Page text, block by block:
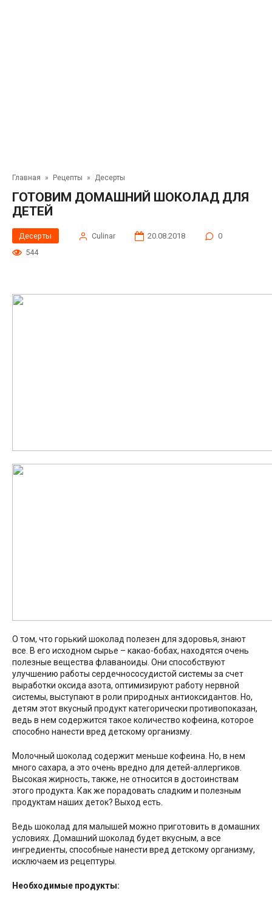
Главная » Рецепты » Десерты
ГОТОВИМ ДОМАШНИЙ ШОКОЛАД ДЛЯ
ДЕТЕЙ
Десерты Сulinar 20.08.2018
0
544
О том, что горький шоколад полезен для здоровья, знают
все. В его исходном сырье – какао-бобах, находятся очень
полезные вещества флаваноиды. Они способствуют
улучшению работы сердечнососудистой системы за счет
выработки оксида азота, оптимизируют работу нервной
системы, выступают в роли природных антиоксидантов. Но,
детям этот вкусный продукт категорически противопоказан,
ведь в нем содержится такое количество кофеина, которое
способно нанести вред детскому организму.
Молочный шоколад содержит меньше кофеина. Но, в нем
много сахара, а это очень вредно для детей-аллергиков.
Высокая жирность, также, не относится в достоинствам
этого продукта. Как же порадовать сладким и полезным
продуктам наших деток? Выход есть.
Ведь шоколад для малышей можно приготовить в домашних
условиях. Домашний шоколад будет вкусным, а все
ингредиенты, способные нанести вред детскому организму,
исключаем из рецептуры.
Необходимые продукты: